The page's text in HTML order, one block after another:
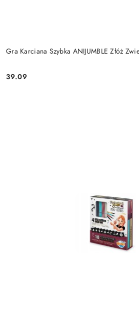
Gra Karciana Szybka ANIJUMBLE Złóż
Cena:
39.09